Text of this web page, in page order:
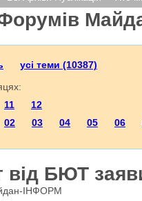
усі теми (10387)
11
12
02 03 04 05 06
від БЮТ
ІНФОРМ